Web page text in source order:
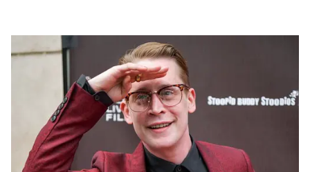
এ দিন দীর্ঘক্ষণ এলাকাটি পরিদর্শন করেন।
ফরেনসিক বিশেষজ্ঞরা ঘটনাস্থল থেকে নতুন করে
রক্তের নমুনা ও অন্যান্য বৈজ্ঞানিক তথ্য সংগ্রহ
করেছেন।
6
10